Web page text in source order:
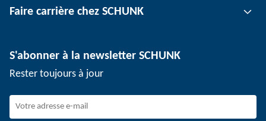
Technologie de serrage de pièce
Sites
Événements
Dispositif de signalement SCHUNK
Faire carrière chez SCHUNK
Travailler chez SCHUNK
Jeunes professionnels
S'abonner à la newsletter SCHUNK
Rester toujours à jour